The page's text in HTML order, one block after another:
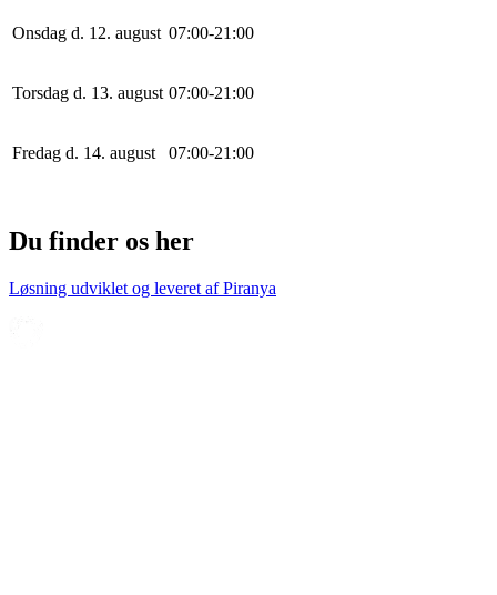
Onsdag d. 12. august 07:00-21 :00
Torsdag d. 13. august 07:00-21 :00
Fredag d. 14. august 07:00-21 :00
Du finder os her
Løsning udviklet og leveret afPiranya